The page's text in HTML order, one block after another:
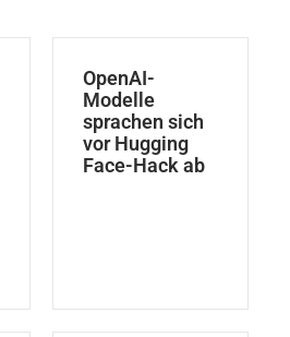
OpenAI-
Modelle
sprachen sich
vor Hugging
Face-Hack ab